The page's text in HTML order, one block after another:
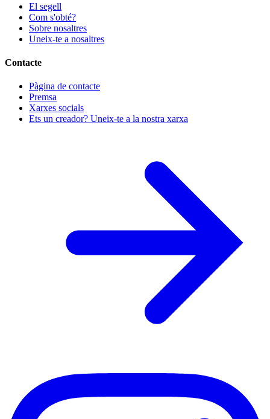
El segell
Com s'obté?
Sobre nosaltres
Uneix-te a nosaltres
Contacte
Pàgina de contacte
Premsa
Xarxes socials
Ets un creador? Uneix-te a la nostra xarxa